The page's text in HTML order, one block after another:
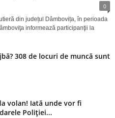
0
din județul Dâmbovița, în perioada
informează participanţii la
308 de locuri de muncă sunt
volan! Iată unde vor fi
Poliției...